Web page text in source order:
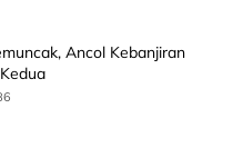
Ancol Kebanjiran